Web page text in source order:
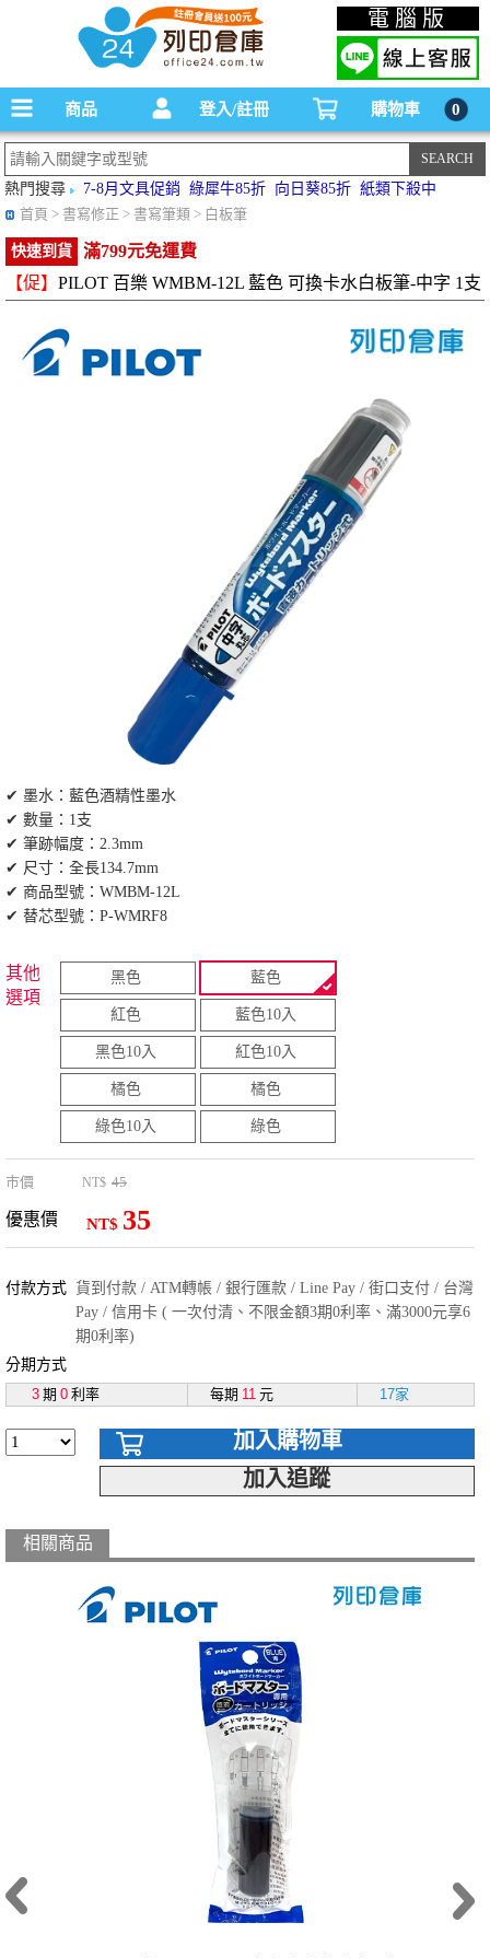
碳粉匣，墨水匣,原廠碳粉匣，副廠碳粉匣，環保碳粉匣,連續供墨印表機-office24列印
倉庫線上購物手機版
電腦版
商品 登入/註冊 購物車 0
熱門搜尋 7-8月文具促銷 綠犀牛85折 向日葵85折 紙類下殺中
首頁 > 書寫修正 > 書寫筆類 > 白板筆
快速到貨
滿799元免運費
【促】 PILOT 百樂 WMBM-12L 藍色 可換卡水白板筆-中字 1支
✔ 墨水：藍色酒精性墨水
✔ 數量：1支
✔ 筆跡幅度：2.3mm
✔ 尺寸：全長134.7mm
✔ 商品型號：WMBM-12L
✔ 替芯型號：P-WMRF8
其他
選項
黑色 藍色
紅色 藍色10入
黑色10入 紅色10入
橘色 橘色
綠色10入 綠色
市價 NT$ 45
優惠價 NT$ 35
付款方式 貨到付款 / ATM轉帳 / 銀行匯款 / Line Pay / 街口支付 / 台灣
Pay / 信用卡 ( 一次付清、不限金額3期0利率、滿3000元享6
期0利率)
分期方式
3 期 0 利率 每期 11 元 17家
加入購物車
加入追蹤
相關商品